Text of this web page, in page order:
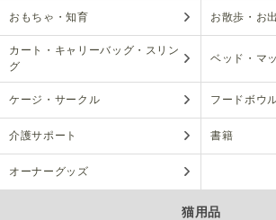
おもちゃ・知育 お散歩・お
カート・キャリーバッグ・スリン
グ
ベッド・マ
ケージ・サークル フードボウ
介護サポート 書籍
オーナーグッズ
猫用品